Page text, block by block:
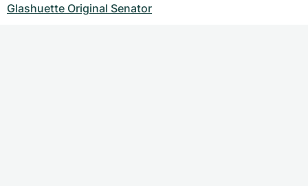
Glashuette Original Senator